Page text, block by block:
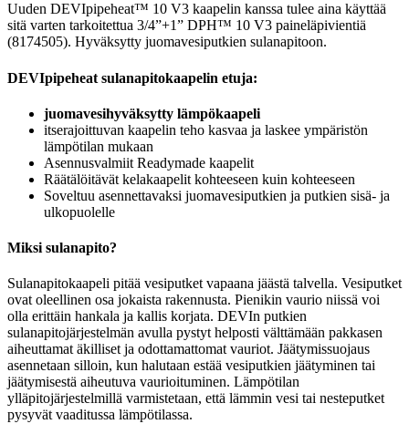
Uuden DEVIpipeheat™ 10 V3 kaapelin kanssa tulee aina käyttää
sitä varten tarkoitettua 3/4”+1” DPH™ 10 V3 paineläpivientiä
(8174505). Hyväksytty juomavesiputkien sulanapitoon.
DEVIpipeheat sulanapitokaapelin etuja:
juomavesihyväksytty lämpökaapeli
itserajoittuvan kaapelin teho kasvaa ja laskee ympäristön
lämpötilan mukaan
Asennusvalmiit Readymade kaapelit
Räätälöitävät kelakaapelit kohteeseen kuin kohteeseen
Soveltuu asennettavaksi juomavesiputkien ja putkien sisä- ja
ulkopuolelle
Miksi sulanapito?
Sulanapitokaapeli pitää vesiputket vapaana jäästä talvella. Vesiputket
ovat oleellinen osa jokaista rakennusta. Pienikin vaurio niissä voi
olla erittäin hankala ja kallis korjata. DEVIn putkien
sulanapitojärjestelmän avulla pystyt helposti välttämään pakkasen
aiheuttamat äkilliset ja odottamattomat vauriot. Jäätymissuojaus
asennetaan silloin, kun halutaan estää vesiputkien jäätyminen tai
jäätymisestä aiheutuva vaurioituminen. Lämpötilan
ylläpitojärjestelmillä varmistetaan, että lämmin vesi tai nesteputket
pysyvät vaaditussa lämpötilassa.